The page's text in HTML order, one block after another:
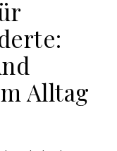
Alltag